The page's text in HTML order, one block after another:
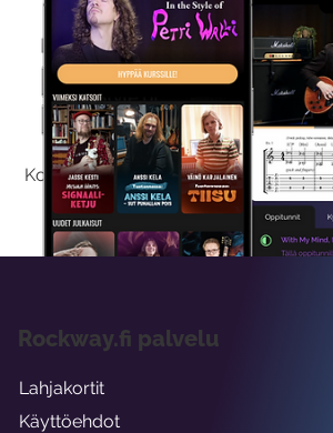
Kokeile
Kokeilemalla ilmaiseksi saat koko
viikon ajaksi.
Rockway.fi palvelu
Lahjakortit
Käyttöehdot